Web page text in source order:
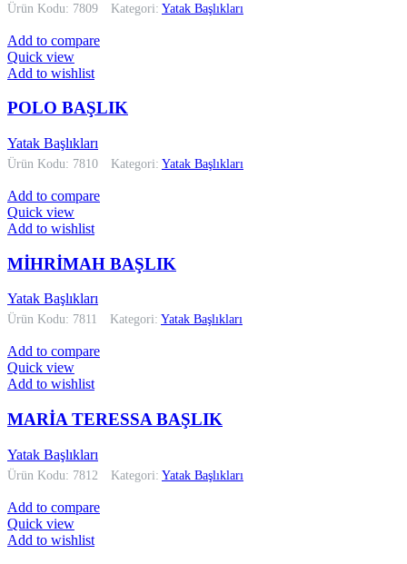
Ürün Kodu: 7809 Kategori: Yatak Başlıkları
Add to compare
Quick view
Add to wishlist
POLO BAŞLIK
Yatak Başlıkları
Ürün Kodu: 7810 Kategori: Yatak Başlıkları
Add to compare
Quick view
Add to wishlist
MİHRİMAH BAŞLIK
Yatak Başlıkları
Ürün Kodu: 7811 Kategori: Yatak Başlıkları
Add to compare
Quick view
Add to wishlist
MARİA TERESSA BAŞLIK
Yatak Başlıkları
Ürün Kodu: 7812 Kategori: Yatak Başlıkları
Add to compare
Quick view
Add to wishlist